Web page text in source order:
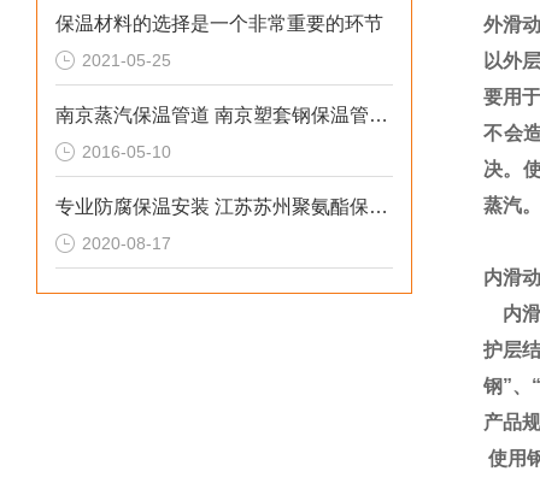
保温材料的选择是一个非常重要的环节
2021-05-25
南京蒸汽保温管道 南京塑套钢保温管道保温优势特点
2016-05-10
专业防腐保温安装 江苏苏州聚氨酯保温管生产厂家
2020-08-17
外滑
以外
要用
不会
决。
蒸汽。
内滑
内
护层
钢”、 “
产品
使用